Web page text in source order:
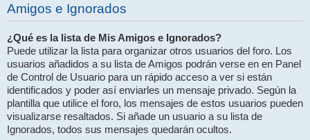
Amigos e Ignorados
¿Qué es la lista de Mis Amigos e Ignorados?
Puede utilizar la lista para organizar otros usuarios del foro. Los
usuarios añadidos a su lista de Amigos podrán verse en en Panel
de Control de Usuario para un rápido acceso a ver si están
identificados y poder así enviarles un mensaje privado. Según la
plantilla que utilice el foro, los mensajes de estos usuarios pueden
visualizarse resaltados. Si añade un usuario a su lista de
Ignorados, todos sus mensajes quedarán ocultos.